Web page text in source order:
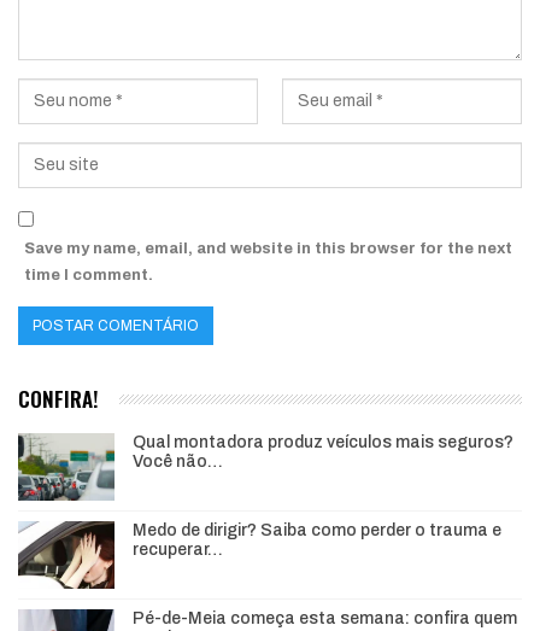
Save my name, email, and website in this browser for the next
time I comment.
CONFIRA!
Qual montadora produz veículos mais seguros?
Você não…
Medo de dirigir? Saiba como perder o trauma e
recuperar…
Pé-de-Meia começa esta semana: confira quem